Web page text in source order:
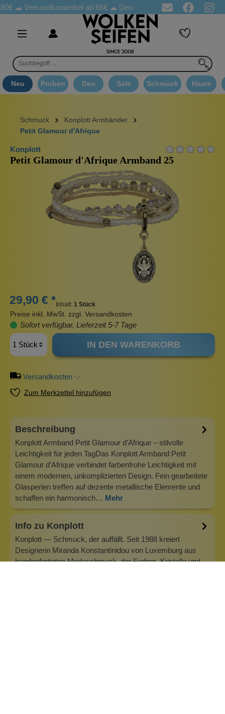
☁Versandkostenfrei ab 65€☁ Deo Proben in jeder Bestellung
Neu Proben Deo Sale Schmuck Haare
Schmuck
Konplott Armbänder
Petit Glamour d'Afrique
Konplott
Petit Glamour d'Afrique Armband 25
29,90 € * Inhalt: 1 Stück
Preise inkl. MwSt. zzgl. Versandkosten
Sofort verfügbar, Lieferzeit 5-7 Tage
IN DEN WARENKORB
Versandkosten
Zum Merkzettel hinzufügen
Beschreibung
Konplott Armband Petit Glamour d’Afrique – stilvolle
Leichtigkeit für jeden TagDas Konplott Armband Petit
Glamour d’Afrique verbindet farbenfrohe Leichtigkeit mit
einem modernen, unkomplizierten Design. Fein gearbeitete
Glasperlen treffen auf dezente metallische Elemente und
schaffen ein harmonisch… Mehr
Info zu Konplott
Konplott — Schmuck, der auffällt. Seit 1988 kreiert
Designerin Miranda Konstantinidou von Luxemburg aus
handgefertigten Modeschmuck, der Farben, Kristalle und